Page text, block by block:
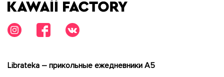
Librateka – прикольные ежедневники А5